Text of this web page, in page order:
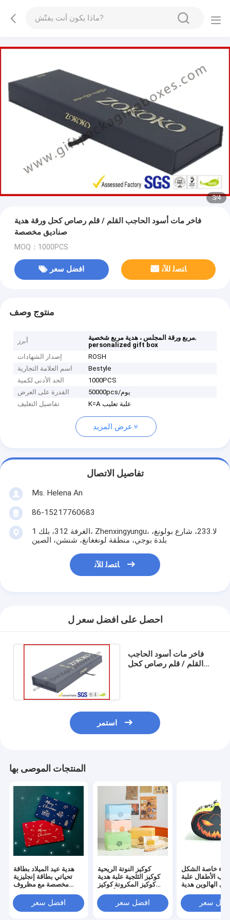
3/4
فاخر مات أسود الحاجب القلم / قلم رصاص كحل ورقة هدية
صناديق مخصصة
MOQ：1000PCS
افضل سعر ﺎﺘﺼﻟ ﺍﻶﻧ
منتوج وصف
أبرز مربع ورقة المجلس ، هدية مربع شخصية,
personalized gift box
إصدار الشهادات
ROSH
اسم العلامة التجارية
Bestyle
الحد الأدنى لكمية
1000PCS
القدرة على العرض
50000pcs/يوم
تفاصيل التغليف
K=A علبة تعليب
عرض المزيد
تفاصيل الاتصال
Ms. Helena An
86-15217760683
الغرفة 312، بلك 1، Zhenxingyungu، لا.233، شارع بولونغ،
بلدة بوجي، منطقة لونغغانغ، شنشن، الصين
ﺎﺘﺼﻟ ﺍﻶﻧ
احصل على افضل سعر ل
فاخر مات أسود الحاجب
القلم / قلم رصاص كحل
استمر
المنتجات الموصى بها
هدية عيد الميلاد بطاقة
تحياتي بطاقة إنجليزية
مخصصة مع مظروف
افضل سعر
كوكيز النوتة الريحية
كوكيز الثلجية علبة هدية
كوكيز المكرونة كوكيز
افضل سعر
خاصة الشكل
الأطفال علبة
الهالوين هدية
سعر